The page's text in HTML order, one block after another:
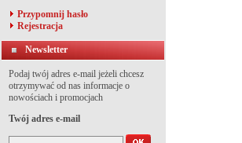
Przypomnij hasło
Rejestracja
Newsletter
Podaj twój adres e-mail jeżeli chcesz
otrzymywać od nas informacje o
nowościach i promocjach
Twój adres e-mail